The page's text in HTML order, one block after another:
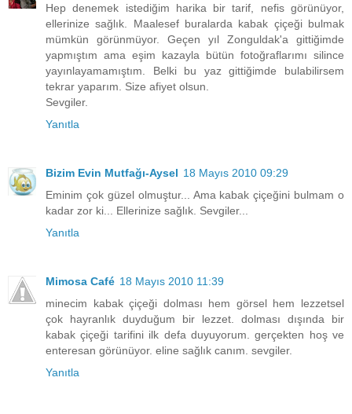
Hep denemek istediğim harika bir tarif, nefis görünüyor,
ellerinize sağlık. Maalesef buralarda kabak çiçeği bulmak
mümkün görünmüyor. Geçen yıl Zonguldak'a gittiğimde
yapmıştım ama eşim kazayla bütün fotoğraflarımı silince
yayınlayamamıştım. Belki bu yaz gittiğimde bulabilirsem
tekrar yaparım. Size afiyet olsun.
Sevgiler.
Yanıtla
Bizim Evin Mutfağı-Aysel 18 Mayıs 2010 09:29
Eminim çok güzel olmuştur... Ama kabak çiçeğini bulmam o
kadar zor ki... Ellerinize sağlık. Sevgiler...
Yanıtla
Mimosa Café 18 Mayıs 2010 11:39
minecim kabak çiçeği dolması hem görsel hem lezzetsel
çok hayranlık duyduğum bir lezzet. dolması dışında bir
kabak çiçeği tarifini ilk defa duyuyorum. gerçekten hoş ve
enteresan görünüyor. eline sağlık canım. sevgiler.
Yanıtla